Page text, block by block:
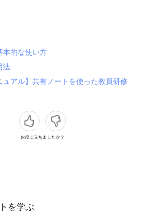
本的な使い方
法
ュアル】共有ノートを使った教員研修
お役に立ちましたか？
を学ぶ